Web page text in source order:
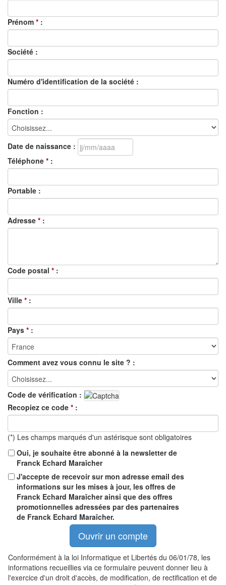
Prénom * :
Société :
Numéro d'identification de la société :
Fonction :
Date de naissance :
Téléphone * :
Portable :
Adresse * :
Code postal * :
Ville * :
Pays * :
Comment avez vous connu le site ? :
Code de vérification :
Recopiez ce code * :
(*) Les champs marqués d'un astérisque sont obligatoires
Oui, je souhaite être abonné à la newsletter de
Franck Echard Maraîcher
J'accepte de recevoir sur mon adresse email des
informations sur les mises à jour, les offres de
Franck Echard Maraîcher ainsi que des offres
promotionnelles adressées par des partenaires
de Franck Echard Maraîcher.
Conformément à la loi Informatique et Libertés du 06/01/78, les
informations recueillies via ce formulaire peuvent donner lieu à
l'exercice d'un droit d'accès, de modification, de rectification et de